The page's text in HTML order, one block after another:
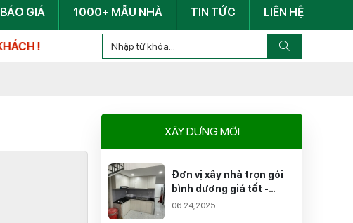
BÁO GIÁ 1000+ MẪU NHÀ TIN TỨC LIÊN HỆ
XÂY DỰNG MỚI
Đơn vị xây nhà trọn gói
bình dương giá tốt -
Chuyên nghiệp
06 24,2025